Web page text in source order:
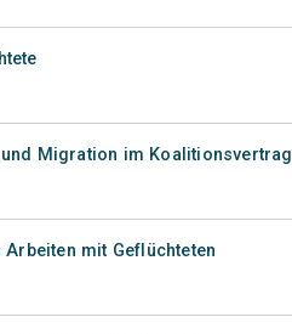
Migration im Koalitionsvertrag
mit Geflüchteten